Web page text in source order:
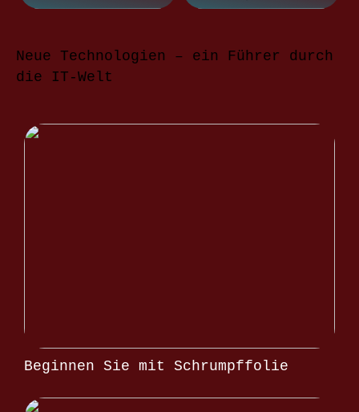
Neue Technologien – ein Führer durch
die IT-Welt
Beginnen Sie mit Schrumpffolie